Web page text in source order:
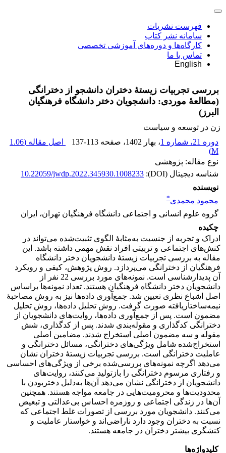
فهرست نشریات
سامانه نشر کتاب
کارگاه‌ها و دوره‌های آموزشی تخصصی
تماس با ما
English
بررسی تجربیات زیستۀ دختران دانشجو از دخترانگی
(مطالعۀ موردی: دانشجویان دختر دانشگاه فرهنگیان
البرز)
زن در توسعه و سیاست
دوره 21، شماره 1
، بهار 1402 ، صفحه 137-113 اصل مقاله (1.06
M
)
نوع مقاله: پژوهشی
شناسه دیجیتال (DOI):
10.22059/jwdp.2022.345930.1008233
نویسنده
محمود محمدی*
گروه علوم انسانی و اجتماعی دانشگاه فرهنگیان تهران، ایران
چکیده
ادراک و تجربه از جنسیت به‌مثابۀ الگوی تثبیت‌شده می‌تواند در
کنش‌های اجتماعی و تربیتی افراد نقش مهمی داشته باشد. این
مقاله به بررسی تجربیات زیستۀ دانشجویان دختر دانشگاه
فرهنگیان از دخترانگی می‌پردازد. روش پژوهش، کیفی و رویکرد
آن پدیدارشناسی است. نمونه‌های مورد بررسی 22 نفر از
دانشجویان دختر دانشگاه فرهنگیان هستند. تعداد نمونه‌ها براساس
اصل اشباع نظری تعیین شد. جمع‌آوری داده‌ها نیز به روش مصاحبۀ
نیمه‌ساختاریافته صورت گرفت. روش تحلیل داده‌ها، روش تحلیل
مضمون است. پس از جمع‌آوری داده‌ها، روایت‌های دانشجویان از
دخترانگی کدگذاری و مقوله‌بندی شدند. پس از کدگذاری، شش
مقوله و سه مضمون اصلی استخراج شدند. مضامین اصلی
استخراج‌شده شامل ویژگی‌های دخترانگی، مسائل دخترانگی و
عاملیت دخترانگی است. بررسی تجربیات زیستۀ دختران نشان
می‌دهد اگرچه نمونه‌های بررسی‌شده برخی از ویژگی‌های احساسی
و رفتاری مرسوم دخترانگی را بازتولید می‌کنند، روایت‌های
دانشجویان از دخترانگی نشان می‌دهد آن‌ها به‌دلیل دختربودن با
محدودیت‌ها و محرومیت‌هایی در جامعه مواجه هستند. همچنین
آن‌ها در زندگی اجتماعی و روزمره احساس بی‌عدالتی و تبعیض
می‌کنند. دانشجویان مورد بررسی از تصورات غلط اجتماعی که
نسبت به دختران وجود دارد ناراضی‌اند و خواستار عاملیت و
کنشگری بیشتر دختران در جامعه هستند.
کلیدواژه‌ها